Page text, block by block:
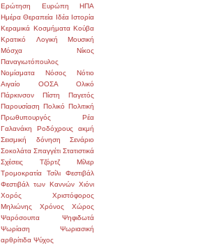
Ερώτηση
Ευρώπη
ΗΠΑ
Ημέρα Θεραπεία Ιδέα Ιστορία
Κεραμικά Κοσμήματα Κούβα
Κρατικό
Λογική
Μουσική
Μόσχα
Νίκος
Παναγιωτόπουλος
Νομίσματα
Νόσος
Νότιο
Αιγαίο
ΟΟΣΑ
Ολικό
Πάρκινσον
Πίστη
Παγετός
Παρουσίαση Πολικό Πολιτική
Πρωθυπουργός
Ρέα
Γαλανάκη
Ροδόχρους ακμή
Σεισμική δόνηση
Σενάριο
Σοκολάτα Σπαγγέτι Στατιστικά
Σχέσεις
Τζόρτζ Μίλερ
Τρομοκρατία
Τσίλι
Φεστιβάλ
Φεστιβάλ των Καννών Χιόνι
Χορός
Χριστόφορος
Μηλιώνης
Χρόνος
Χώρος
Ψαρόσουπα
Ψηφιδωτά
Ψωρίαση
Ψωριασική
αρθρίτιδα Ψύχος